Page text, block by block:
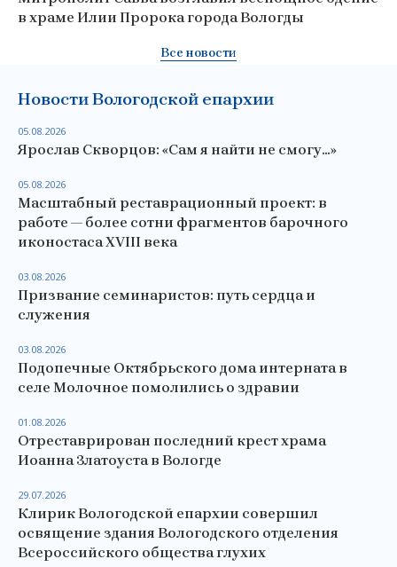
в храме Илии Пророка города Вологды
Все новости
Новости Вологодской епархии
Ярослав Скворцов: «Сам я найти не смогу…»
05.08.2026
Масштабный реставрационный проект: в
работе — более сотни фрагментов барочного
иконостаса XVIII века
05.08.2026
Призвание семинаристов: путь сердца и
служения
03.08.2026
Подопечные Октябрьского дома интерната в
селе Молочное помолились о здравии
03.08.2026
Отреставрирован последний крест храма
Иоанна Златоуста в Вологде
01.08.2026
Клирик Вологодской епархии совершил
освящение здания Вологодского отделения
Всероссийского общества глухих
29.07.2026